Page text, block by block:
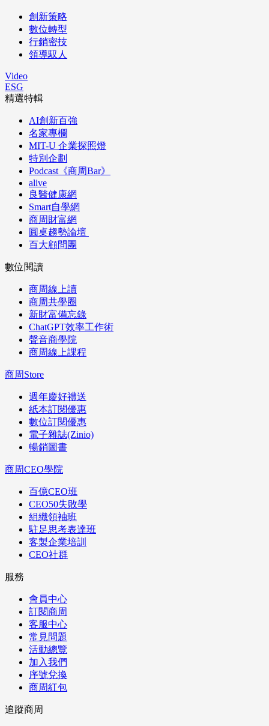
創新策略
數位轉型
行銷密技
領導馭人
Video
ESG
精選特輯
AI創新百強
名家專欄
MIT-U 企業探照燈
特別企劃
Podcast《商周Bar》
alive
良醫健康網
Smart自學網
商周財富網
圓桌趨勢論壇
百大顧問團
數位閱讀
商周線上讀
商周共學圈
新財富備忘錄
ChatGPT效率工作術
聲音商學院
商周線上課程
商周Store
週年慶好禮送
紙本訂閱優惠
數位訂閱優惠
電子雜誌(Zinio)
暢銷圖書
商周CEO學院
百億CEO班
CEO50失敗學
組織領袖班
駐足思考表達班
客製企業培訓
CEO社群
服務
會員中心
訂閱商周
客服中心
常見問題
活動總覽
加入我們
序號兌換
商周紅包
追蹤商周